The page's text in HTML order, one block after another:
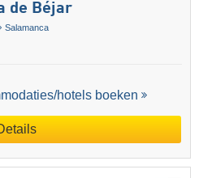
de Béjar
Salamanca
hotels boeken